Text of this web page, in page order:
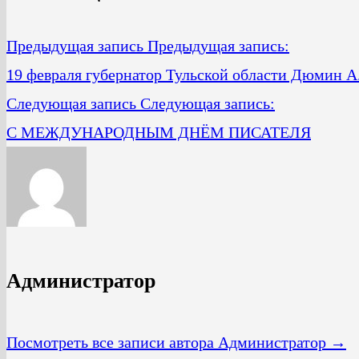
Предыдущая запись Предыдущая запись:
19 февраля губернатор Тульской области Дюмин
Следующая запись Следующая запись:
С МЕЖДУНАРОДНЫМ ДНЁМ ПИСАТЕЛЯ
Администратор
Посмотреть все записи автора Администратор →